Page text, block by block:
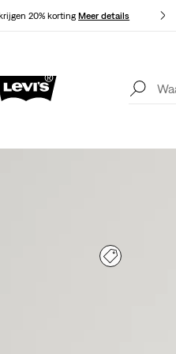
20% kortingMeer details
Meer details